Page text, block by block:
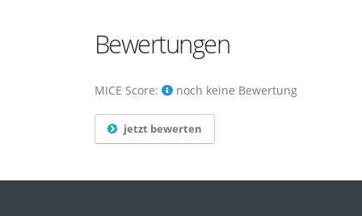
Bewertungen
MICE Score: noch keine Bewertung
jetzt bewerten